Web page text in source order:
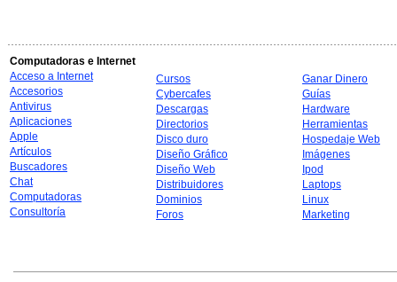
Computadoras e Internet
Acceso a Internet
Accesorios
Antivirus
Aplicaciones
Apple
Artículos
Buscadores
Chat
Computadoras
Consultoría
Cursos
Cybercafes
Descargas
Directorios
Disco duro
Diseño Gráfico
Diseño Web
Distribuidores
Dominios
Foros
Ganar Dinero
Guías
Hardware
Herramientas
Hospedaje Web
Imágenes
Ipod
Laptops
Linux
Marketing